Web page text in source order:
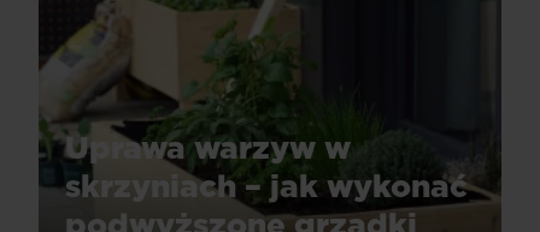
Uprawa warzyw w
skrzyniach – jak wykonać